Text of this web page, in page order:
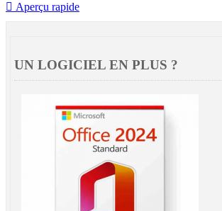
 Aperçu rapide
UN LOGICIEL EN PLUS ?